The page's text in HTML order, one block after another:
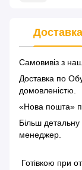
Доставка
Самовивіз з
Доставка по
домовленістю.
«Нова пошта»
Більш
менеджер.
Готівкою при